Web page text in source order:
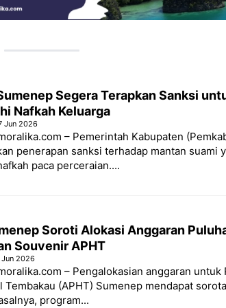
Segera Terapkan Sanksi
Nafkah Keluarga
Jun 2026
– Pemerintah Kabupaten
penerapan sanksi terhadap mantan suami
paca perceraian....
Soroti Alokasi Anggaran
Souvenir APHT
Jun 2026
– Pengalokasian anggaran
Tembakau (APHT) Sumenep mendapat
program...